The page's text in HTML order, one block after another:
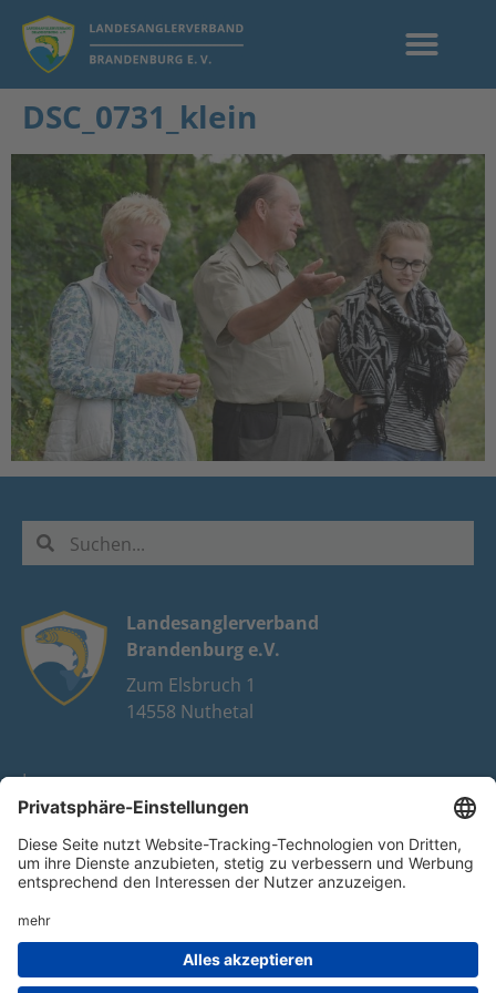
DSC_0731_klein
Landesanglerverband
Brandenburg e.V.
Zum Elsbruch 1
14558 Nuthetal
Impressum
Datenschutz
FAQ